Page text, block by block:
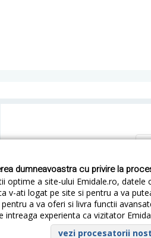
dumneavoastra cu privire la
optime a site-ului Emidale.ro,
v-ati logat pe site si pentru a va
a va oferi si livra functii
intreaga experienta ca vizitator
vezi procesatorii
Cum livram Cum returnezi